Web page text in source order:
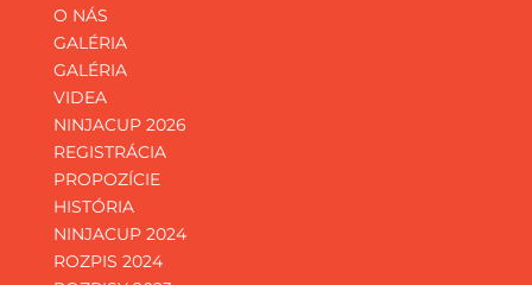
O NÁS
GALÉRIA
GALÉRIA
VIDEA
NINJACUP 2026
REGISTRÁCIA
PROPOZÍCIE
HISTÓRIA
NINJACUP 2024
ROZPIS 2024